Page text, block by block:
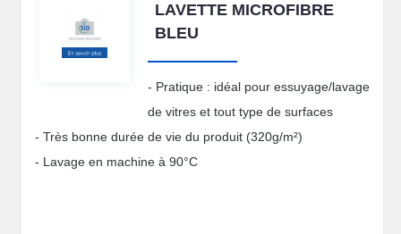
LAVETTE MICROFIBRE
BLEU
- Pratique : idéal pour essuyage/lavage
de vitres et tout type de surfaces
- Très bonne durée de vie du produit (320g/m²)
- Lavage en machine à 90°C